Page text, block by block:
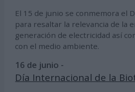
El 15 de junio se conmemora el
para resaltar la relevancia de la
generación de electricidad así
con el medio ambiente.
16 de junio -
Día Internacional de la